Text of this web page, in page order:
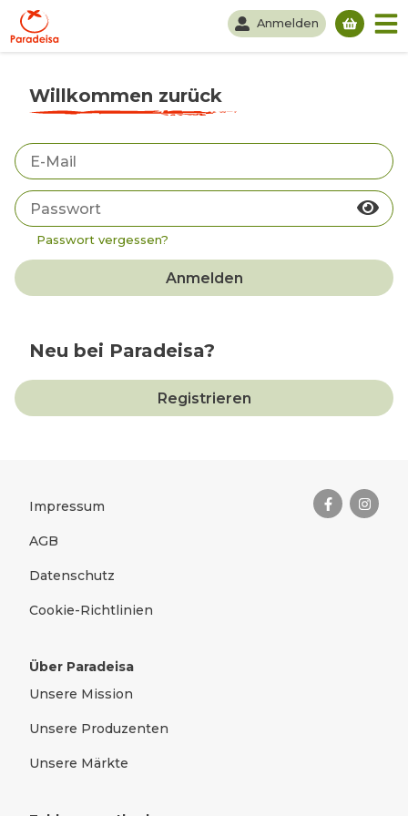
Anmelden
Willkommen zurück
Passwort vergessen?
Anmelden
Neu bei Paradeisa?
Registrieren
Rechtliches
Impressum
AGB
Datenschutz
Cookie-Richtlinien
Über Paradeisa
Unsere Mission
Unsere Produzenten
Unsere Märkte